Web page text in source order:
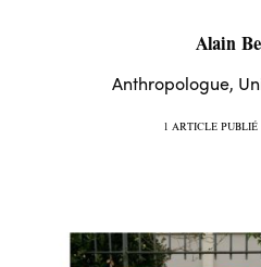
Alain
Anthropologue,
1 ARTICLE PUBLIÉ